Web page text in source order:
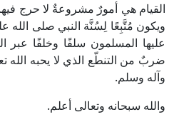
القيام هي أمورٌ مشروعةٌ لا حرج
ويكون مُتَّبِعًا لِسُنَّة النبي صلى الله
عليها المسلمون سلفًا وخلفًا عبر
ضربٌ من التنطّع الذي لا يحبه الله
وآله وسلم.
والله سبحانه وتعالى أعلم.